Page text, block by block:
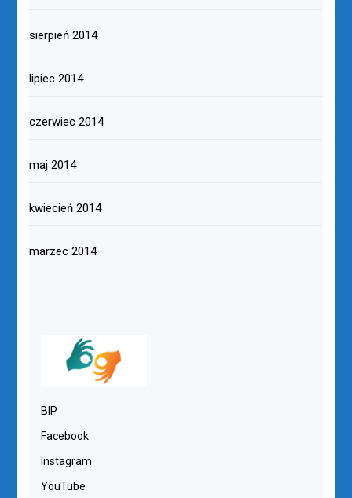
sierpień 2014
lipiec 2014
czerwiec 2014
maj 2014
kwiecień 2014
marzec 2014
BIP
Facebook
Instagram
YouTube